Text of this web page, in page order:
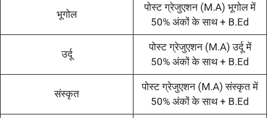
भूगोल
पोस्ट ग्रेजुएशन (M.A) भूगोल में
50% अंकों के साथ + B.Ed
उर्दू
पोस्ट ग्रेजुएशन (M.A) उर्दू में
50% अंकों के साथ + B.Ed
संस्कृत
पोस्ट ग्रेजुएशन (M.A) संस्कृत में
50% अंकों के साथ + B.Ed